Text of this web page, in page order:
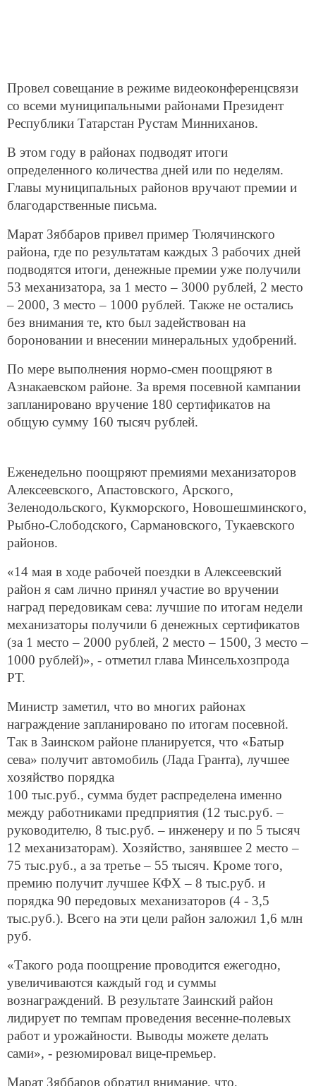
Провел совещание в режиме видеоконференцсвязи
со всеми муниципальными районами Президент
Республики Татарстан Рустам Минниханов.
В этом году в районах подводят итоги
определенного количества дней или по неделям.
Главы муниципальных районов вручают премии и
благодарственные письма.
Марат Зяббаров привел пример Тюлячинского
района, где по результатам каждых 3 рабочих дней
подводятся итоги, денежные премии уже получили
53 механизатора, за 1 место – 3000 рублей, 2 место
– 2000, 3 место – 1000 рублей. Также не остались
без внимания те, кто был задействован на
бороновании и внесении минеральных удобрений.
По мере выполнения нормо-смен поощряют в
Азнакаевском районе. За время посевной кампании
запланировано вручение 180 сертификатов на
общую сумму 160 тысяч рублей.
Еженедельно поощряют премиями механизаторов
Алексеевского, Апастовского, Арского,
Зеленодольского, Кукморского, Новошешминского,
Рыбно-Слободского, Сармановского, Тукаевского
районов.
«14 мая в ходе рабочей поездки в Алексеевский
район я сам лично принял участие во вручении
наград передовикам сева: лучшие по итогам недели
механизаторы получили 6 денежных сертификатов
(за 1 место – 2000 рублей, 2 место – 1500, 3 место –
1000 рублей)», - отметил глава Минсельхозпрода
РТ.
Министр заметил, что во многих районах
награждение запланировано по итогам посевной.
Так в Заинском районе планируется, что «Батыр
сева» получит автомобиль (Лада Гранта), лучшее
хозяйство порядка
100 тыс.руб., сумма будет распределена именно
между работниками предприятия (12 тыс.руб. –
руководителю, 8 тыс.руб. – инженеру и по 5 тысяч
12 механизаторам). Хозяйство, занявшее 2 место –
75 тыс.руб., а за третье – 55 тысяч. Кроме того,
премию получит лучшее КФХ – 8 тыс.руб. и
порядка 90 передовых механизаторов (4 - 3,5
тыс.руб.). Всего на эти цели район заложил 1,6 млн
руб.
«Такого рода поощрение проводится ежегодно,
увеличиваются каждый год и суммы
вознаграждений. В результате Заинский район
лидирует по темпам проведения весенне-полевых
работ и урожайности. Выводы можете делать
сами», - резюмировал вице-премьер.
Марат Зяббаров обратил внимание, что,